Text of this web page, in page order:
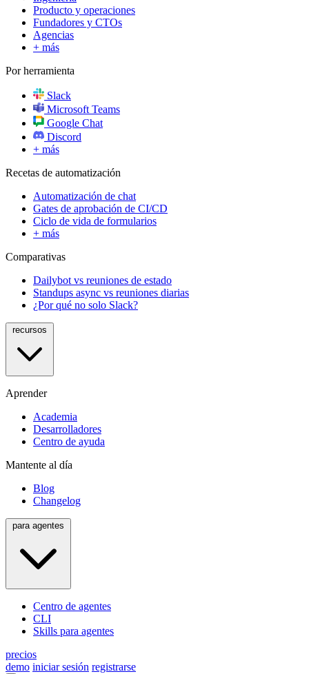
Producto y operaciones
Fundadores y CTOs
Agencias
+ más
Por herramienta
Slack
Microsoft Teams
Google Chat
Discord
+ más
Recetas de automatización
Automatización de chat
Gates de aprobación de CI/CD
Ciclo de vida de formularios
+ más
Comparativas
Dailybot vs reuniones de estado
Standups async vs reuniones diarias
¿Por qué no solo Slack?
Aprender
Academia
Desarrolladores
Centro de ayuda
Mantente al día
Blog
Changelog
Centro de agentes
CLI
Skills para agentes
precios
demo iniciar sesión registrarse